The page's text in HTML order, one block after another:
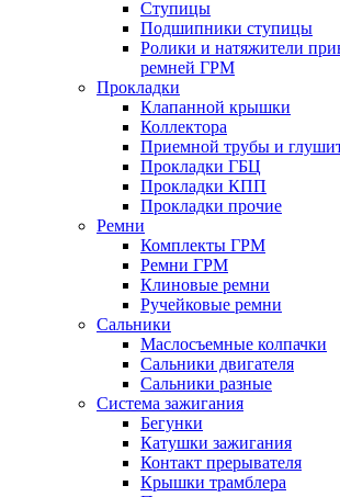
Ступицы
Подшипники ступицы
Ролики и натяжители
ремней ГРМ
Прокладки
Клапанной крышки
Коллектора
Приемной трубы и
Прокладки ГБЦ
Прокладки КПП
Прокладки прочие
Ремни
Комплекты ГРМ
Ремни ГРМ
Клиновые ремни
Ручейковые ремни
Сальники
Маслосъемные колпачки
Сальники двигателя
Сальники разные
Система зажигания
Бегунки
Катушки зажигания
Контакт прерывателя
Крышки трамблера